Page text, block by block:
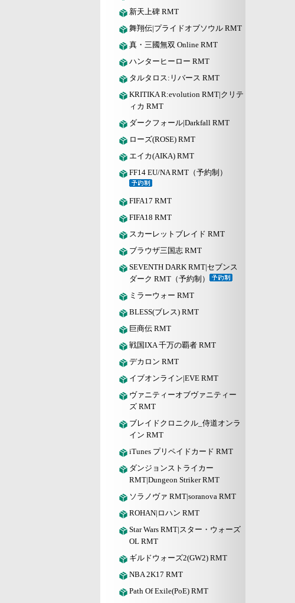
新天上碑 RMT
舞翔伝|プライドオブソウル RMT
真・三國無双 Online RMT
ハンターヒーロー RMT
タルタロス:リバース RMT
KRITIKA R:evolution RMT|クリテ
ィカ RMT
ダークフォール|Darkfall RMT
ローズ(ROSE) RMT
エイカ(AIKA) RMT
FF14 EU/NA RMT（予約制）
FIFA17 RMT
FIFA18 RMT
スカーレットブレイド RMT
ブラウザ三国志 RMT
SEVENTH DARK RMT|セブンス
ダーク RMT（予約制）
ミラーウォー RMT
BLESS(ブレス) RMT
巨商伝 RMT
戦国IXA 千万の覇者 RMT
デカロン RMT
イブオンライン|EVE RMT
ヴァニティーオブヴァニティー
ズ RMT
ブレイドクロニクル_侍道オンラ
イン RMT
iTunes プリペイドカード RMT
ダンジョンストライカー
RMT|Dungeon Striker RMT
ソラノヴァ RMT|soranova RMT
ROHAN|ロハン RMT
Star Wars RMT|スター・ウォーズ
OL RMT
ギルドウォーズ2(GW2) RMT
NBA 2K17 RMT
Path Of Exile(PoE) RMT